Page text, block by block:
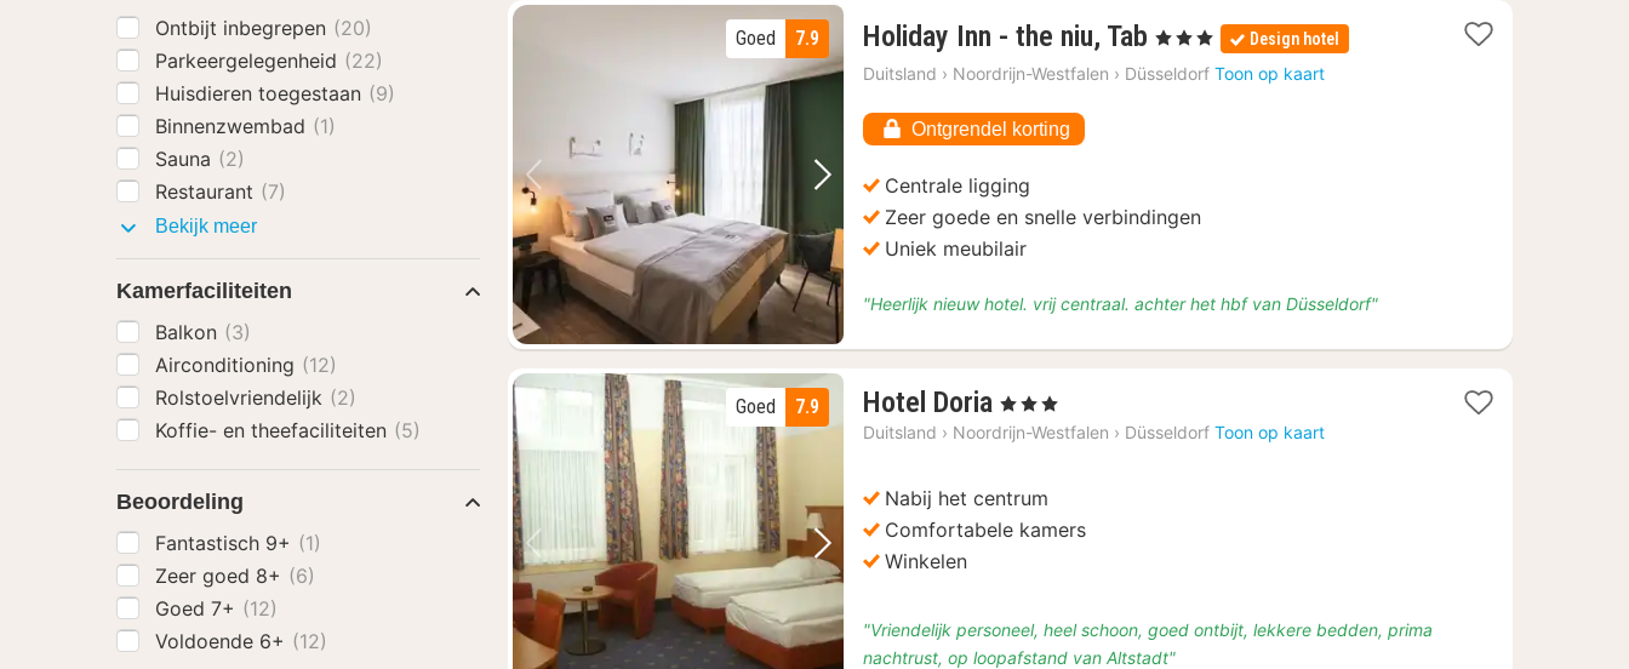
Vorige foto Volgende foto
7.9
Goed Holiday Inn - the niu, Tab 1
nacht
vanaf
, 3 Sterren Design hotel
Duitsland › Noordrijn-Westfalen › Düsseldorf Toon op kaart
Ontgrendel korting
Centrale ligging
Zeer goede en snelle verbindingen
Uniek meubilair
"Heerlijk nieuw hotel. vrij centraal. achter het hbf van Düsseldorf"
Vorige foto Volgende foto
7.9
Goed Hotel Doria 1
nacht
€
129
, 3 Sterren
Duitsland › Noordrijn-Westfalen › Düsseldorf Toon op kaart
Nabij het centrum
Comfortabele kamers
Winkelen
"Vriendelijk personeel, heel schoon, goed ontbijt, lekkere bedden, prima
nachtrust, op loopafstand van Altstadt"
Ontbijt inbegrepen (20)
Parkeergelegenheid (22)
Huisdieren toegestaan (9)
Binnenzwembad (1)
Sauna (2)
Restaurant (7)
Bekijk meerFaciliteiten
Kamerfaciliteiten
Balkon (3)
Airconditioning (12)
Rolstoelvriendelijk (2)
Koffie- en theefaciliteiten (5)
Beoordeling
Fantastisch 9+ (1)
Zeer goed 8+ (6)
Goed 7+ (12)
Voldoende 6+ (12)